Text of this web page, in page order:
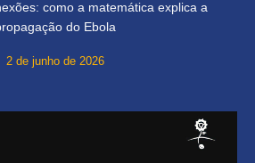
como a matemática explica a
do Ebola
2 de junho de 2026